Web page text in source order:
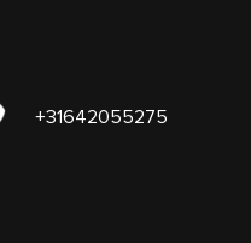
+31642055275